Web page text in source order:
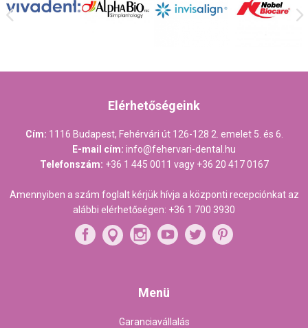
Elérhetőségeink
Cím: 1116 Budapest, Fehérvári út 126-128 2. emelet 5. és 6.
E-mail cím: info@fehervari-dental.hu
Telefonszám: +36 1 445 0011 vagy +36 20 417 0167
Amennyiben a szám foglalt kérjük hívja a központi recepciónkat az
alábbi elérhetőségen: +36 1 700 3930
Menü
Garanciavállalás